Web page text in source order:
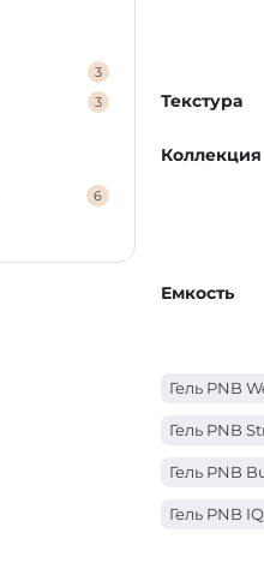
3
3
6
Текстура
Коллекция
Емкость
Гель PNB
Гель PNB
Гель PNB
Гель PNB